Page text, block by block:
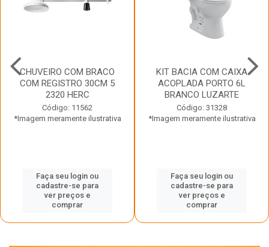
CHUVEIRO COM BRACO
COM REGISTRO 30CM 5
2320 HERC
Código: 11562
*Imagem meramente ilustrativa
Faça seu login ou
cadastre-se para
ver preços e
comprar
KIT BACIA COM CAIXA
ACOPLADA PORTO 6L
BRANCO LUZARTE
Código: 31328
*Imagem meramente ilustrativa
Faça seu login ou
cadastre-se para
ver preços e
comprar